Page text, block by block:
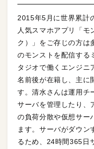
2015年5月に世界累計
人気スマホアプリ「モ
ク）」をご存じの方は
のモンストを配信する
タジオで働くエンジニ
名前後が在籍し、主に
す。清水さんは運用チ
サーバを管理したり、
の負荷分散や仮想サー
ます。サーバがダウン
るため、24時間365日